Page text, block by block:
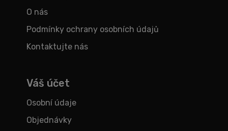
O nás
Podmínky ochrany osobních údajů
Kontaktujte nás
Váš účet
Osobní údaje
Objednávky